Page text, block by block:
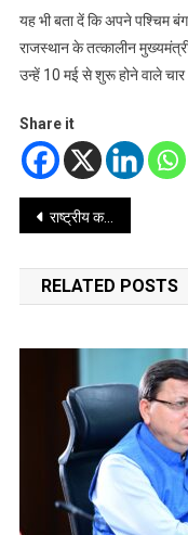
यह भी बता दें कि अपने पश्चिम
राजस्थान के तत्कालीन
उन्हें 10 मई से शुरू होने वाले चार
Share it
Post
navigation
राष्ट्रीय कवि संगम के मासिक काव्य गोष्ठी में कवियों ने मचाई धूम
RELATED POSTS